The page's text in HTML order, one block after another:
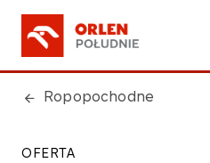
Ropopochodne
OFERTA